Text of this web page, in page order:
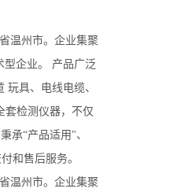
温州市。企业集聚
型企业。 产品广泛
具、电线电缆、
套检测仪器，不仅
承“产品适用"、
和售后服务。
温州市。企业集聚